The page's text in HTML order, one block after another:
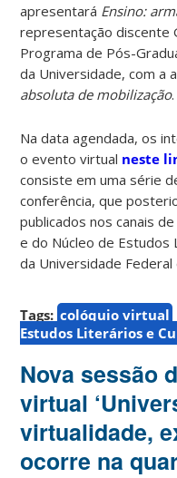
apresentará Ensino:
representação discente
Programa de Pós-
da Universidade, com a
absoluta de mobilização.
Na data agendada, os
o evento virtual neste
consiste em uma série
conferência, que
publicados nos canais
e do Núcleo de Estudos
da Universidade Federal
Tags: colóquio virtual
Estudos Literários e
Nova sessão
virtual
virtualidade,
ocorre na